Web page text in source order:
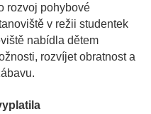
rozvoj pohybové
v režii studentek
nabídla dětem
rozvíjet obratnost a